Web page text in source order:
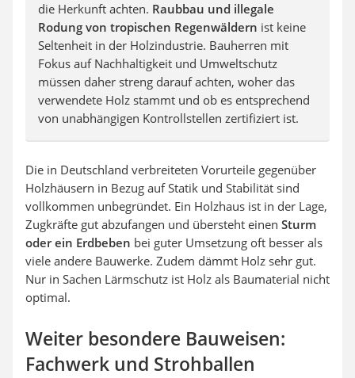
die Herkunft achten. Raubbau und illegale
Rodung von tropischen Regenwäldern ist keine
Seltenheit in der Holzindustrie. Bauherren mit
Fokus auf Nachhaltigkeit und Umweltschutz
müssen daher streng darauf achten, woher das
verwendete Holz stammt und ob es entsprechend
von unabhängigen Kontrollstellen zertifiziert ist.
Die in Deutschland verbreiteten Vorurteile gegenüber
Holzhäusern in Bezug auf Statik und Stabilität sind
vollkommen unbegründet. Ein Holzhaus ist in der Lage,
Zugkräfte gut abzufangen und übersteht einen Sturm
oder ein Erdbeben bei guter Umsetzung oft besser als
viele andere Bauwerke. Zudem dämmt Holz sehr gut.
Nur in Sachen Lärmschutz ist Holz als Baumaterial nicht
optimal.
Weiter besondere Bauweisen:
Fachwerk und Strohballen